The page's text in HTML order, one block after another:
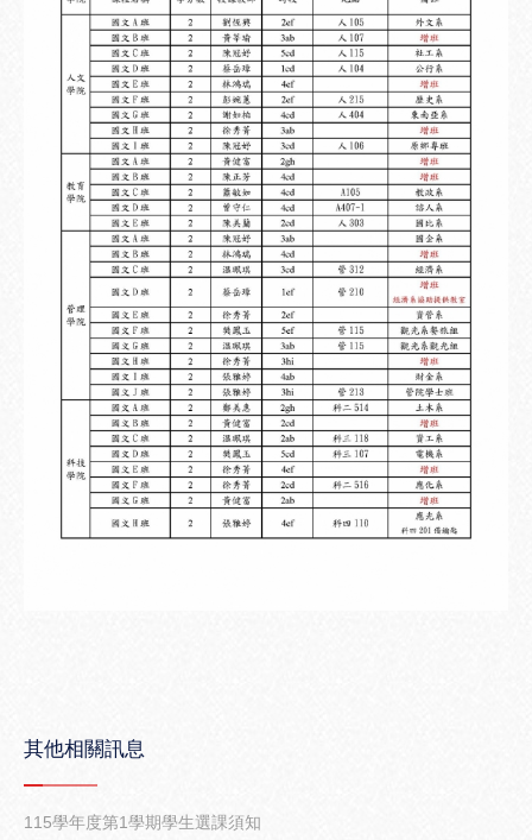
其他相關訊息
115學年度第1學期學生選課須知